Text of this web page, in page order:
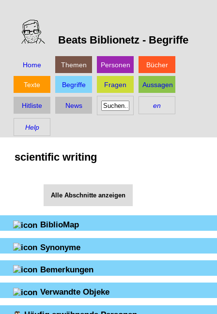
Beats Biblionetz - Begriffe
Home Themen Personen Bücher
Texte Begriffe Fragen Aussagen
Hitliste News en
Help
scientific writing
Alle Abschnitte anzeigen
BiblioMap
Synonyme
Bemerkungen
Verwandte Objeke